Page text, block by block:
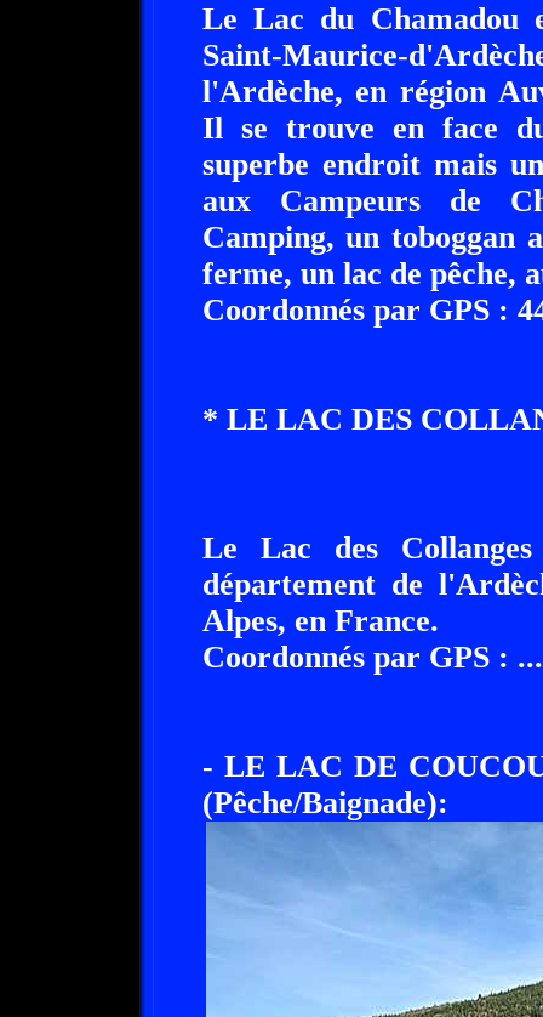
Le Lac du Chamadou
Saint-Maurice-
l'Ardèche, en région
Il se trouve en face
superbe endroit mais
aux Campeurs de
Camping, un toboggan
ferme, un lac de pêche,
Coordonnés par GPS :
* LE LAC DES
Le Lac des
département de
Alpes, en France.
Coordonnés par GPS :
- LE LAC DE
(Pêche/Baignade):